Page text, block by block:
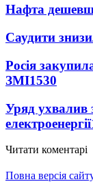
Нафта
Саудити
Росія
ЗМІ1530
Уряд ухвалив
електроенергії
Читати коментарі
Повна версія